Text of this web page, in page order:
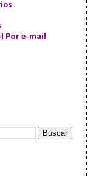
Por e-mail